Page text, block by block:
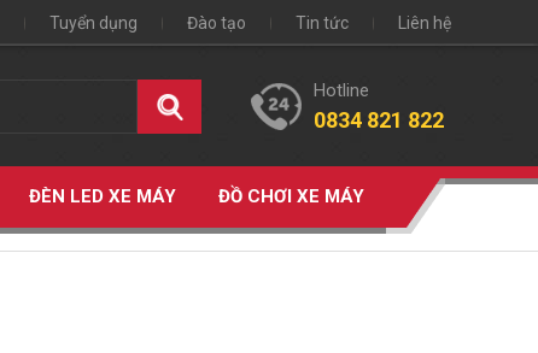
Tuyển dụng Đào tạo Tin tức Liên hệ
Hotline
0834 821 822
ĐÈN LED XE MÁY ĐỒ CHƠI XE MÁY